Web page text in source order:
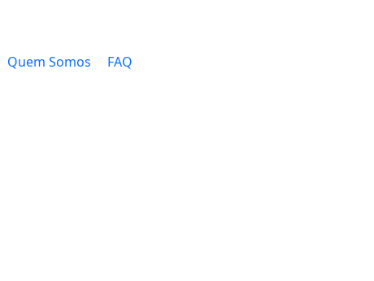
Quem Somos FAQ